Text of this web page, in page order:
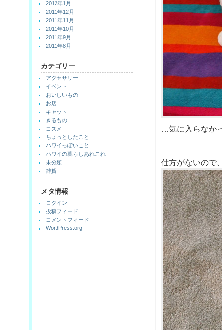
…気に入らなか
仕方がないので
2012年1月
2011年12月
2011年11月
2011年10月
2011年9月
2011年8月
カテゴリー
アクセサリー
イベント
おいしいもの
お店
キャット
きるもの
コスメ
ちょっとしたこと
ハワイっぽいこと
ハワイの暮らしあれこれ
未分類
雑貨
メタ情報
ログイン
投稿フィード
コメントフィード
WordPress.org